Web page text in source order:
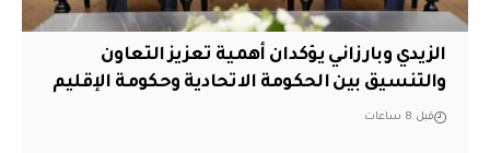
الزيدي وبارزاني يؤكدان أهمية تعزيز التعاون
والتنسيق بين الحكومة الاتحادية وحكومة الإقليم
قبل 8 ساعات